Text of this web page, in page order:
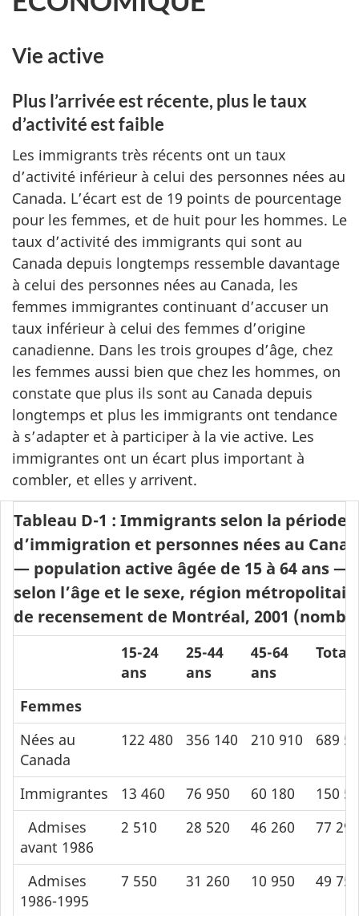
Vie active
Plus l’arrivée est récente, plus le taux
d’activité est faible
Les immigrants très récents ont un taux
d’activité inférieur à celui des personnes nées au
Canada. L’écart est de 19 points de pourcentage
pour les femmes, et de huit pour les hommes. Le
taux d’activité des immigrants qui sont au
Canada depuis longtemps ressemble davantage
à celui des personnes nées au Canada, les
femmes immigrantes continuant d’accuser un
taux inférieur à celui des femmes d’origine
canadienne. Dans les trois groupes d’âge, chez
les femmes aussi bien que chez les hommes, on
constate que plus ils sont au Canada depuis
longtemps et plus les immigrants ont tendance
à s’adapter et à participer à la vie active. Les
immigrantes ont un écart plus important à
combler, et elles y arrivent.
Tableau D-1 : Immigrants selon la période
d’immigration et personnes nées au
— population active âgée de 15 à 64 ans —
selon l’âge et le sexe, région
de recensement de Montréal, 2001
15-24
ans
25-44
ans
45-64
ans
Total
Femmes
Nées au
Canada
122 480 356 140 210 910 689
Immigrantes 13 460 76 950 60 180
150
Admises
avant 1986
2 510 28 520 46 260 77 290
Admises
1986-1995
7 550 31 260 10 950 49 750